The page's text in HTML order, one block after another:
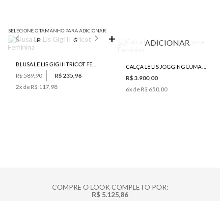
SELECIONE O TAMANHO PARA ADICIONAR
P G
R$ 589,90
R$ 235,96
2x de R$ 117,98
ADICIONAR
R$ 3.900,00
6x de R$ 650,00
COMPRE O LOOK COMPLETO POR:
R$ 5.125,86